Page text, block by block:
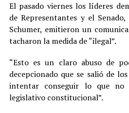
El pasado viernes los líderes
de Representantes y el
Schumer, emitieron un
tacharon la medida de “ilegal”.
“Esto es un claro abuso de
decepcionado que se salió de
intentar conseguir lo que
legislativo constitucional”.